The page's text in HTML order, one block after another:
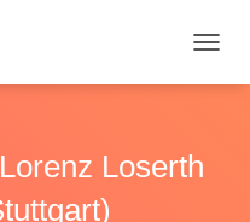
A
Loserth